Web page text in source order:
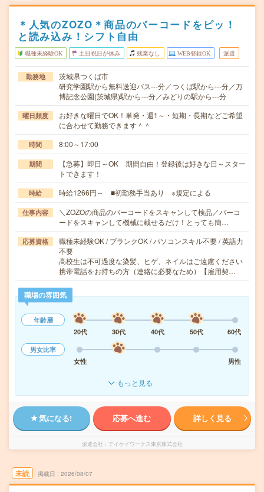
＊人気のZOZO＊商品のバーコードをピッ！
と読み込み！シフト自由
職種未経験OK 土日祝日が休み 残業なし WEB登録OK 派遣
勤務地
茨城県つくば市
研究学園駅から無料送迎バス---分／つくば駅から---分／万
博記念公園(茨城県)駅から---分／みどりの駅から---分
曜日頻度
お好きな曜日でOK！単発・週1～・短期・長期などご希望
に合わせて勤務できます＾＾
時間 8:00～17:00
期間
【急募】即日～OK 期間自由！登録後は好きな日～スター
トできます！
時給 時給1266円～ ■初勤務手当あり ※規定による
仕事内容
＼ZOZOの商品のバーコードをスキャンして検品／バーコ
ードをスキャンして機械に載せるだけ！とっても簡…
応募資格
職種未経験OK / ブランクOK / パソコンスキル不要 / 英語力
不要
高校生は不可過度な染髪、ヒゲ、ネイルはご遠慮ください
携帯電話をお持ちの方（連絡に必要なため）【雇用契…
職場の雰囲気
年齢層
20代
30代 40代 50代
60代
男女比率
女性
男性
もっと見る
気になる! 応募へ進む 詳しく見る
派遣会社 テイケイワークス東京株式会社
未読 掲載日 2026/08/07